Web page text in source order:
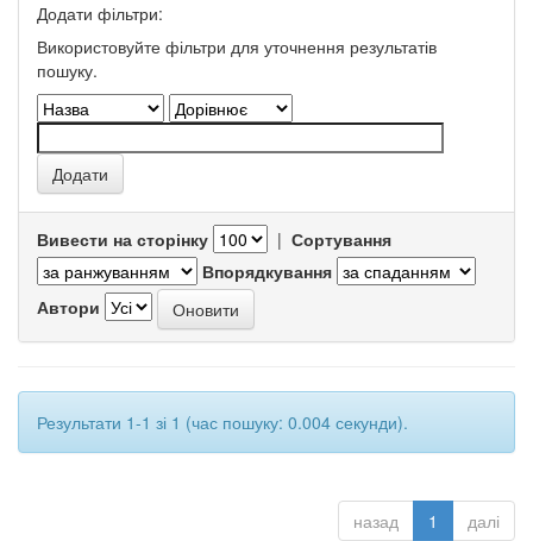
Додати фільтри:
Використовуйте фільтри для уточнення результатів
пошуку.
Вивести на сторінку | Сортування
Впорядкування
Автори
Результати 1-1 зі 1 (час пошуку: 0.004 секунди).
назад 1 далі